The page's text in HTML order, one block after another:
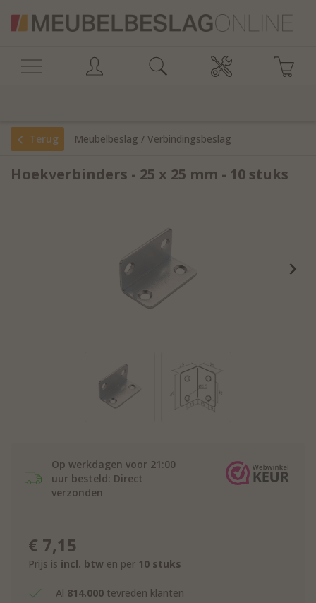
Terug Meubelbeslag / Verbindingsbeslag
/ Diverse verbinders
Hoekverbinders - 25 x 25 mm - 10 stuks
Op werkdagen voor 21:00
uur besteld: Direct
verzonden
€ 7,15
Prijs is incl. btw en per 10 stuks
Al 814.000 tevreden klanten